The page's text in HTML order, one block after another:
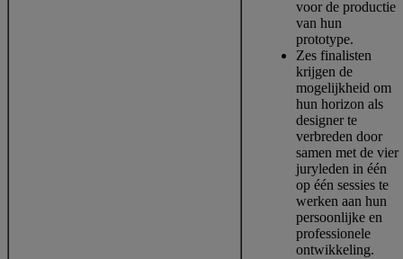
voor de productie
van hun
prototype.
Zes finalisten
krijgen de
mogelijkheid om
hun horizon als
designer te
verbreden door
samen met de vier
juryleden in één
op één sessies te
werken aan hun
persoonlijke en
professionele
ontwikkeling.